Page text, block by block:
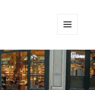
WIDGETS